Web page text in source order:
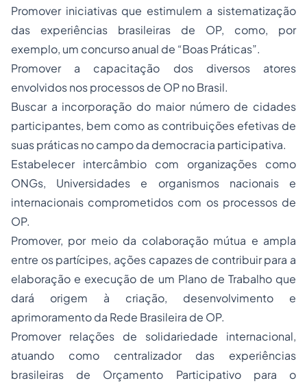
Promover iniciativas que estimulem a sistematização
das experiências brasileiras de OP, como, por
exemplo, um concurso anual de “Boas Práticas”.
Promover a capacitação dos diversos atores
envolvidos nos processos de OP no Brasil.
Buscar a incorporação do maior número de cidades
participantes, bem como as contribuições efetivas de
suas práticas no campo da democracia participativa.
Estabelecer intercâmbio com organizações como
ONGs, Universidades e organismos nacionais e
internacionais comprometidos com os processos de
OP.
Promover, por meio da colaboração mútua e ampla
entre os partícipes, ações capazes de contribuir para a
elaboração e execução de um Plano de Trabalho que
dará origem à criação, desenvolvimento e
aprimoramento da Rede Brasileira de OP.
Promover relações de solidariedade internacional,
atuando como centralizador das experiências
brasileiras de Orçamento Participativo para o